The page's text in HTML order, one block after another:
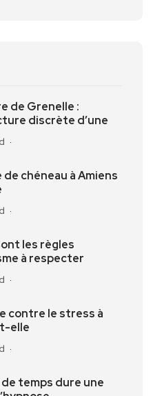
de Grenelle :
discrète d’une
de chéneau à Amiens
les règles
à respecter
contre le stress à
elle
temps dure une